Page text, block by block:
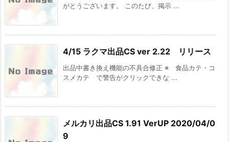
がとうございます。 このたび、掲示 ...
4/15 ラクマ出品CS ver 2.22 リリース
出品中書き換え機能の不具合修正 ※ 食品カテ・コ
スメカテ で警告がクリックできな ...
メルカリ出品CS 1.91 VerUP 2020/04/0
9